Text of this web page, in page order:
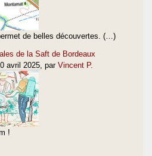
de belles découvertes. (…)
de la Saft de Bordeaux
avril 2025 , par Vincent P.
!